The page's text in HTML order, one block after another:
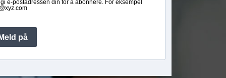
e-postadressen din for å abonnere. For eksempel
Meld på